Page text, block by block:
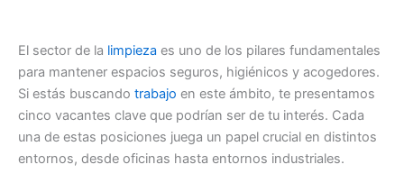
El sector de la limpieza es uno de los pilares fundamentales
para mantener espacios seguros, higiénicos y acogedores.
Si estás buscando trabajo en este ámbito, te presentamos
cinco vacantes clave que podrían ser de tu interés. Cada
una de estas posiciones juega un papel crucial en distintos
entornos, desde oficinas hasta entornos industriales.